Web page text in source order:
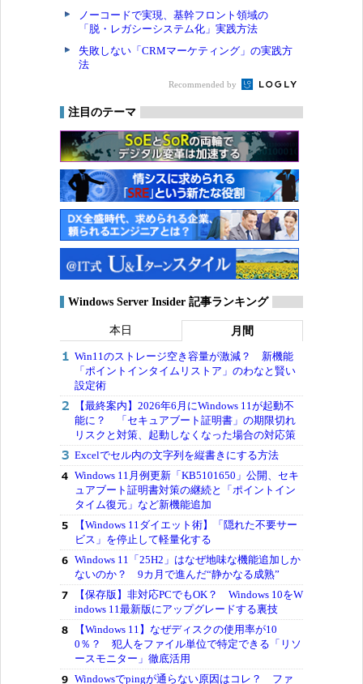
ノーコードで実現、基幹フロント領域の
「脱・レガシーシステム化」実践方法
失敗しない「CRMマーケティング」の実践方
法
Recommended by
注目のテーマ
Windows Server Insider 記事ランキング
本日 月間
Win11のストレージ空き容量が激減？ 新機能
「ポイントインタイムリストア」のわなと賢い
設定術
【最終案内】2026年6月にWindows 11が起動不
能に？ 「セキュアブート証明書」の期限切れ
リスクと対策、起動しなくなった場合の対応策
Excelでセル内の文字列を縦書きにする方法
Windows 11月例更新「KB5101650」公開、セキ
ュアブート証明書対策の継続と「ポイントイン
タイム復元」など新機能追加
【Windows 11ダイエット術】「隠れた不要サー
ビス」を停止して軽量化する
Windows 11「25H2」はなぜ地味な機能追加しか
ないのか？ 9カ月で進んだ“静かなる成熟”
【保存版】非対応PCでもOK？ Windows 10をW
indows 11最新版にアップグレードする裏技
【Windows 11】なぜディスクの使用率が10
0％？ 犯人をファイル単位で特定できる「リソ
ースモニター」徹底活用
Windowsでpingが通らない原因はコレ？ ファ